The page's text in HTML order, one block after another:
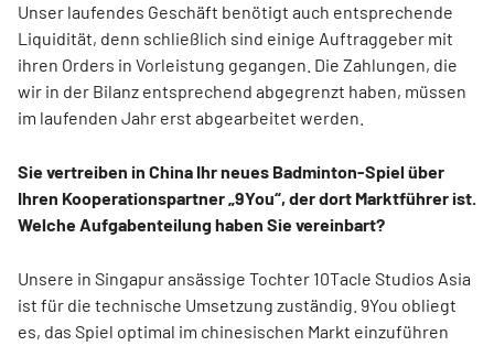
Unser laufendes Geschäft benötigt auch entsprechende
Liquidität, denn schließlich sind einige Auftraggeber mit
ihren Orders in Vorleistung gegangen. Die Zahlungen, die
wir in der Bilanz entsprechend abgegrenzt haben, müssen
im laufenden Jahr erst abgearbeitet werden.
Sie vertreiben in China Ihr neues Badminton-Spiel über
Ihren Kooperationspartner „9You“, der dort Marktführer ist.
Welche Aufgabenteilung haben Sie vereinbart?
Unsere in Singapur ansässige Tochter 10Tacle Studios Asia
ist für die technische Umsetzung zuständig. 9You obliegt
es, das Spiel optimal im chinesischen Markt einzuführen